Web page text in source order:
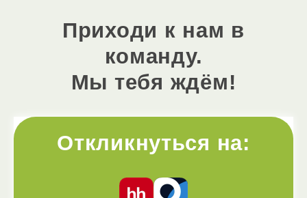
Приходи к нам в
команду.
Мы тебя ждём!
Откликнуться на: